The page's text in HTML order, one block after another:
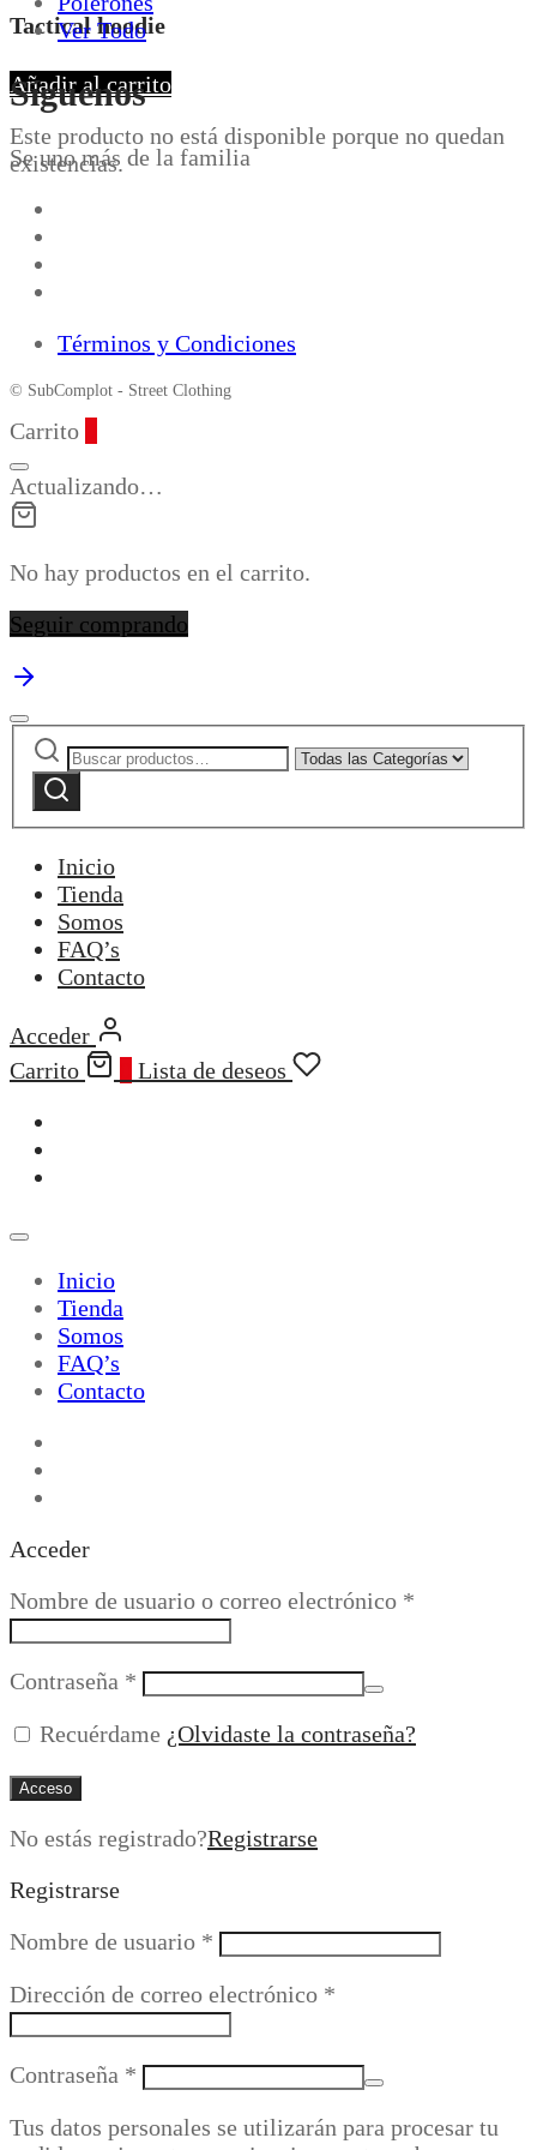
Tactical hoodie
Añadir al carrito
Este producto no está disponible porque no quedan
existencias.
Ver Todo
Síguenos
Se uno más de la familia
Términos y Condiciones
© SubComplot - Street Clothing
Carrito
Actualizando…
No hay productos en el carrito.
Seguir comprando
Buscar
por:
Narrow
by
Buscar
Inicio
Tienda
Somos
FAQ’s
Contacto
Acceder
Carrito
Lista de deseos
Inicio
Tienda
Somos
FAQ’s
Contacto
Acceder
Nombre de usuario o correo electrónico *
Contraseña * Obligatorio
Recuérdame ¿Olvidaste la contraseña?
Acceso
No estás registrado?Registrarse
Registrarse
Nombre de usuario * Obligatorio
Dirección de correo electrónico *
Contraseña * Obligatorio
Tus datos personales se utilizarán para procesar tu